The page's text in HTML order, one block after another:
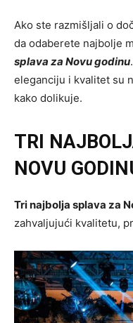
Ako ste razmišljali o
da odaberete najbolje
splava za Novu godinu
eleganciju i kvalitet su
kako dolikuje.
TRI
NOVU
Tri najbolja splava za
zahvaljujući kvalitetu,